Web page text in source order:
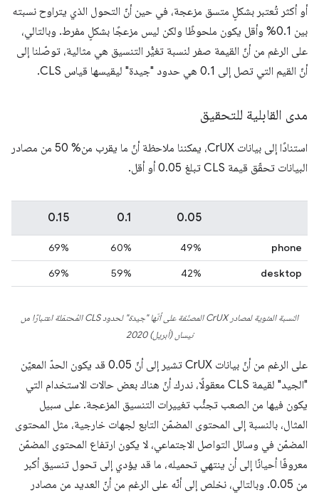
أو أكثر تُعتبر بشكلٍ متسق مزعجة، في حين أنّ التحول الذي يتراوح نسبته
بين 0.1% وأقل يكون ملحوظًا ولكن ليس مزعجًا بشكلٍ مفرط. وبالتالي،
على الرغم من أنّ القيمة صفر لنسبة تغيُّر التنسيق هي مثالية، توصّلنا إلى
أنّ القيم التي تصل إلى 0.1 هي حدود "جيدة" ليقيسها قياس CLS.
مدى القابلية للتحقيق
استنادًا إلى بيانات CrUX، يمكننا ملاحظة أنّ ما يقرب من% 50 من مصادر
البيانات تحقّق قيمة CLS تبلغ 0.05 أو أقل.
0.05
0.1
0.15
phone
49%
60%
‫69%
desktop
42%
59%
‫69%
النسبة المئوية لمصادر CrUX المصنّفة على أنّها "جيدة" لحدود CLS المُحتمَلة اعتبارًا من
نيسان (أبريل) 2020
على الرغم من أنّ بيانات CrUX تشير إلى أنّ 0.05 قد يكون الحدّ المعيّن
"الجيد" لقيمة CLS معقولًا، ندرك أنّ هناك بعض حالات الاستخدام التي
يكون فيها من الصعب تجنُّب تغييرات التنسيق المزعجة. على سبيل
المثال، بالنسبة إلى المحتوى المضمّن التابع لجهات خارجية، مثل المحتوى
المضمّن في وسائل التواصل الاجتماعي، لا يكون ارتفاع المحتوى المضمّن
معروفًا أحيانًا إلى أن ينتهي تحميله، ما قد يؤدي إلى تحول تنسيق أكبر
من 0.05. وبالتالي، نخلص إلى أنّه على الرغم من أنّ العديد من مصادر